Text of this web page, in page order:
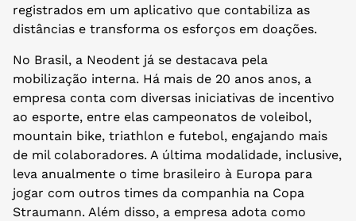
registrados em um aplicativo que contabiliza as
distâncias e transforma os esforços em doações.
No Brasil, a Neodent já se destacava pela
mobilização interna. Há mais de 20 anos anos, a
empresa conta com diversas iniciativas de incentivo
ao esporte, entre elas campeonatos de voleibol,
mountain bike, triathlon e futebol, engajando mais
de mil colaboradores. A última modalidade, inclusive,
leva anualmente o time brasileiro à Europa para
jogar com outros times da companhia na Copa
Straumann. Além disso, a empresa adota como